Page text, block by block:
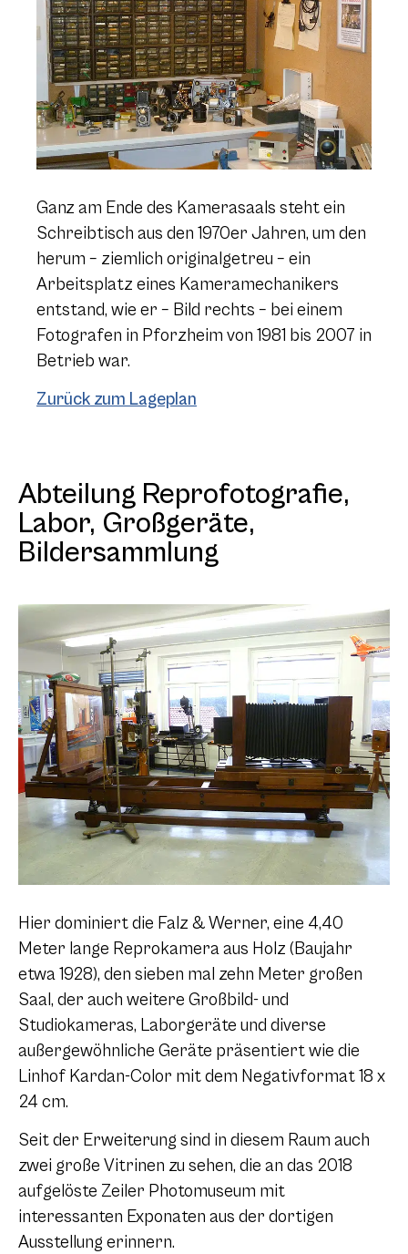
Ganz am Ende des Kamerasaals steht ein
Schreibtisch aus den 1970er Jahren, um den
herum – ziemlich originalgetreu – ein
Arbeitsplatz eines Kameramechanikers
entstand, wie er – Bild rechts – bei einem
Fotografen in Pforzheim von 1981 bis 2007 in
Betrieb war.
Zurück zum Lageplan
Abteilung Reprofotografie,
Labor, Großgeräte,
Bildersammlung
Hier dominiert die Falz & Werner, eine 4,40
Meter lange Reprokamera aus Holz (Baujahr
etwa 1928), den sieben mal zehn Meter großen
Saal, der auch weitere Großbild- und
Studiokameras, Laborgeräte und diverse
außergewöhnliche Geräte präsentiert wie die
Linhof Kardan-Color mit dem Negativformat 18 x
24 cm.
Seit der Erweiterung sind in diesem Raum auch
zwei große Vitrinen zu sehen, die an das 2018
aufgelöste Zeiler Photomuseum mit
interessanten Exponaten aus der dortigen
Ausstellung erinnern.